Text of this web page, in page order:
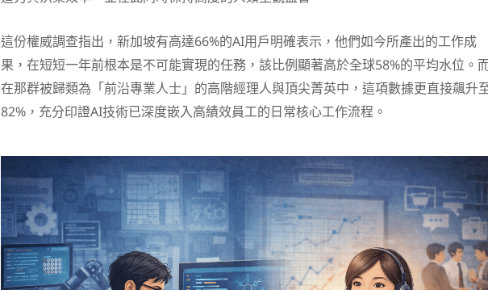
這份權威調查指出，新加坡有高達66%的AI用戶明確表示，他們如今所產出的工作成
果，在短短一年前根本是不可能實現的任務，該比例顯著高於全球58%的平均水位。
在那群被歸類為「前沿專業人士」的高階經理人與頂尖菁英中，這項數據更直接飆升
82%，充分印證AI技術已深度嵌入高績效員工的日常核心工作流程。